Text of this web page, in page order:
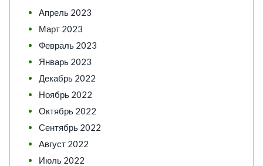
Апрель 2023
Март 2023
Февраль 2023
Январь 2023
Декабрь 2022
Ноябрь 2022
Октябрь 2022
Сентябрь 2022
Август 2022
Июль 2022